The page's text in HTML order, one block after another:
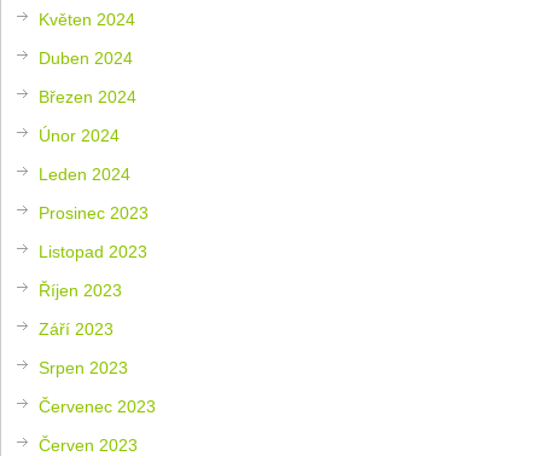
Květen 2024
Duben 2024
Březen 2024
Únor 2024
Leden 2024
Prosinec 2023
Listopad 2023
Říjen 2023
Září 2023
Srpen 2023
Červenec 2023
Červen 2023